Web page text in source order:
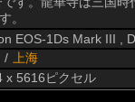
。
EOS-1Ds Mark III ,
/
上海
x 5616ピクセル